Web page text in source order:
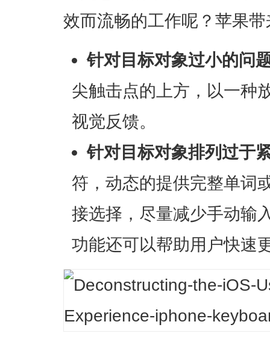
效而流畅的工作呢？苹果
针对目标对象过小的问
尖触击点的上方，以一种
视觉反馈。
针对目标对象排列过于
符，动态的提供完整单词
接选择，尽量减少手动输
功能还可以帮助用户快速